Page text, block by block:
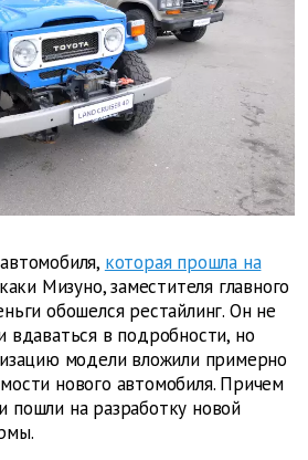
которая прошла на
Мизуно, заместителя главного
обошелся рестайлинг. Он не
вдаваться в подробности, но
модели вложили примерно
нового автомобиля. Причем
пошли на разработку новой